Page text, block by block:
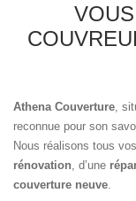
Athena Couverture ,
reconnue pour son
Nous réalisons tous
rénovation , d’une
couverture neuve